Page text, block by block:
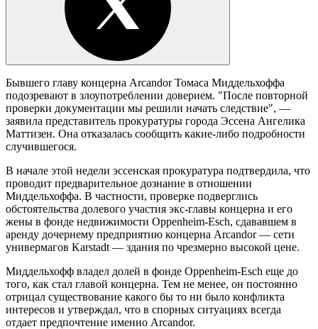
Бывшего главу концерна Arcandor Томаса Миддельхоффа
подозревают в злоупотреблении доверием. "После повторной
проверки документации мы решили начать следствие", —
заявила представитель прокуратуры города Эссена Ангелика
Маттизен. Она отказалась сообщить какие-либо подробности
случившегося.
В начале этой недели эссенская прокуратура подтвердила, что
проводит предварительное дознание в отношении
Миддельхоффа. В частности, проверке подверглись
обстоятельства долевого участия экс-главы концерна и его
жены в фонде недвижимости Oppenheim-Esch, сдававшем в
аренду дочернему предприятию концерна Arcandor — сети
универмагов Karstadt — здания по чрезмерно высокой цене.
Миддельхофф владел долей в фонде Oppenheim-Esch еще до
того, как стал главой концерна. Тем не менее, он постоянно
отрицал существование какого бы то ни было конфликта
интересов и утверждал, что в спорных ситуациях всегда
отдает предпочтение именно Arcandor.